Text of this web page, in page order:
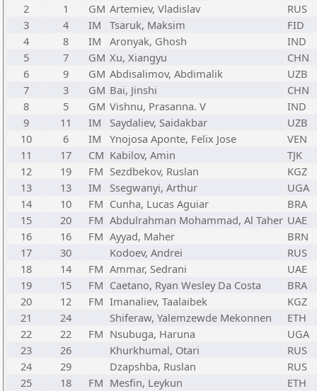
2
1 GM Artemiev, Vladislav
RUS
3
4 IM Tsaruk, Maksim
FID
4
8 IM Aronyak, Ghosh
IND
5
7 GM Xu, Xiangyu
CHN
6
9 GM Abdisalimov, Abdimalik
UZB
7
3 GM Bai, Jinshi
CHN
8
5 GM Vishnu, Prasanna. V
IND
9
11 IM Saydaliev, Saidakbar
UZB
10
6 IM Ynojosa Aponte, Felix Jose
VEN
11
17 CM Kabilov, Amin
TJK
12
19 FM Sezdbekov, Ruslan
KGZ
13
13 IM Ssegwanyi, Arthur
UGA
14
10 FM Cunha, Lucas Aguiar
BRA
15
20 FM Abdulrahman Mohammad, Al Taher UAE
16
16 FM Ayyad, Maher
BRN
17
30 Kodoev, Andrei
RUS
18
14 FM Ammar, Sedrani
UAE
19
15 FM Caetano, Ryan Wesley Da Costa
BRA
20
12 FM Imanaliev, Taalaibek
KGZ
21
24 Shiferaw, Yalemzewde Mekonnen
ETH
22
22 FM Nsubuga, Haruna
UGA
23
26 Khurkhumal, Otari
RUS
24
29 Dzapshba, Ruslan
RUS
25
18 FM Mesfin, Leykun
ETH